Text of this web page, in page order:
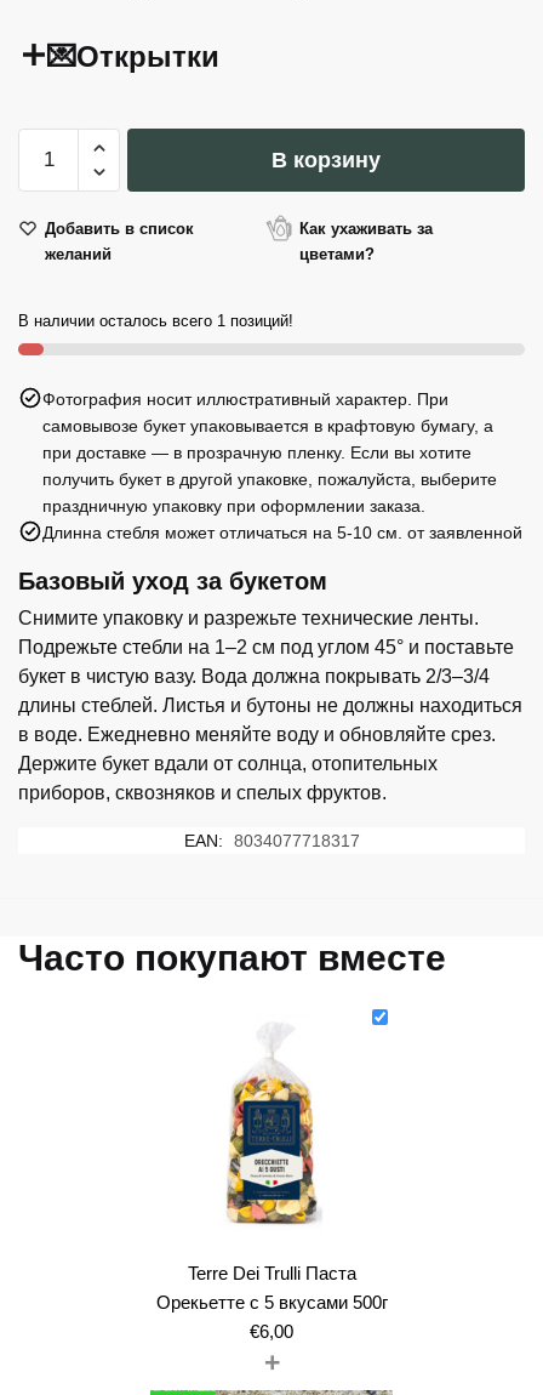
💌Открытки
Количество
товара
Dei
Trulli
Орекьетте
с
вкусами
500г
В корзину
Добавить в список
желаний
Как ухаживать за
цветами?
В наличии осталось всего 1 позиций!
Фотография носит иллюстративный характер. При
самовывозе букет упаковывается в крафтовую бумагу, а
при доставке — в прозрачную пленку. Если вы хотите
получить букет в другой упаковке, пожалуйста, выберите
праздничную упаковку при оформлении заказа.
Длинна стебля может отличаться на 5-10 см. от заявленной
Базовый уход за букетом
Снимите упаковку и разрежьте технические ленты.
Подрежьте стебли на 1–2 см под углом 45° и поставьте
букет в чистую вазу. Вода должна покрывать 2/3–3/4
длины стеблей. Листья и бутоны не должны находиться
в воде. Ежедневно меняйте воду и обновляйте срез.
Держите букет вдали от солнца, отопительных
приборов, сквозняков и спелых фруктов.
EAN: 8034077718317
Часто покупают вместе
Terre Dei Trulli Паста
Орекьетте с 5 вкусами 500г
€6,00
+